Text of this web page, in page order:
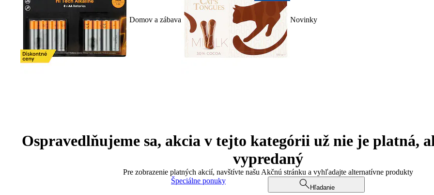
Domov a zábava Novinky
Ospravedlňujeme sa, akcia v tejto kategórii už nie je platná,
vypredaný
Pre zobrazenie platných akcií, navštívte našu Akčnú stránku a vyhľadajte alternatívne produkty
Špeciálne ponuky
Hľadanie